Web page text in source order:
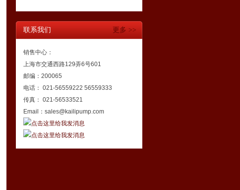
联系我们 更多 >>
销售中心：
上海市交通西路129弄6号601
邮编：200065
电话： 021-56559222 56559333
传真： 021-56533521
Email：sales@kailipump.com